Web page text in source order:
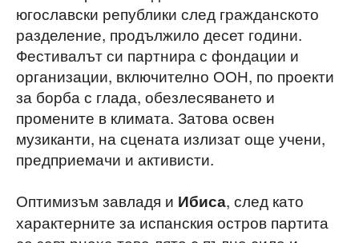
югославски републики след гражданското
разделение, продължило десет години.
Фестивалът си партнира с фондации и
организации, включително ООН, по проекти
за борба с глада, обезлесяването и
промените в климата. Затова освен
музиканти, на сцената излизат още учени,
предприемачи и активисти.
Оптимизъм завладя и Ибиса, след като
характерните за испанския остров партита